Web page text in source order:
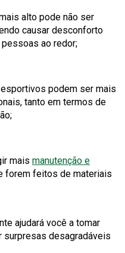
alto pode não ser
causar desconforto
ao redor;
podem ser mais
tanto em termos de
mais manutenção e
forem feitos de materiais
ajudará você a tomar
surpresas desagradáveis